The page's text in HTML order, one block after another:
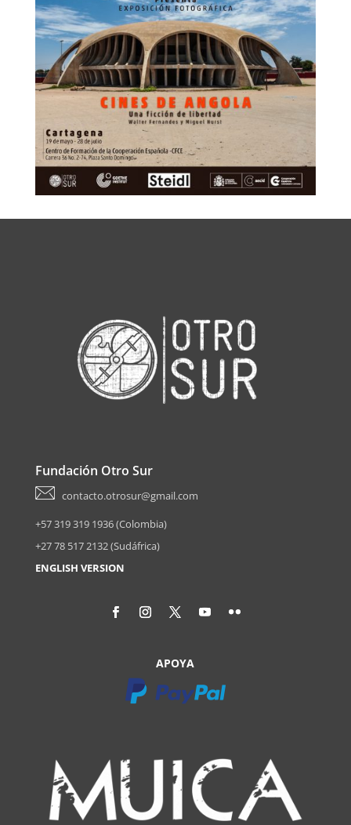
Fundación Otro Sur
contacto.otrosur@gmail.com
+57 319 319 1936 (Colombia)
+27 78 517 2132 (Sudáfrica)
ENGLISH VERSION
APOYA